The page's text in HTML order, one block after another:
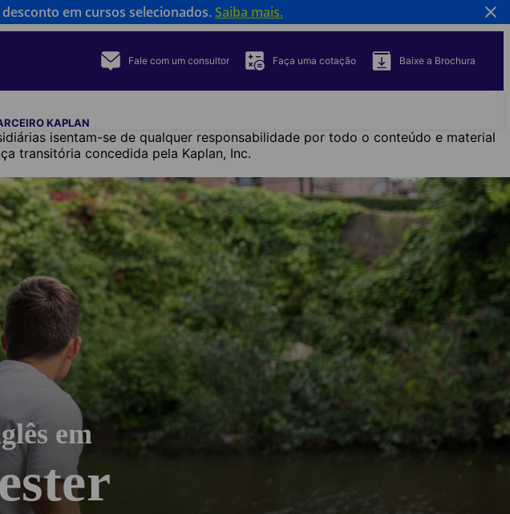
Fale com um consultor Faça uma cotação Baixe a Brochura
KAPLAN
isentam-se de qualquer responsabilidade por todo o conteúdo e material
transitória concedida pela Kaplan, Inc.
em cursos selecionados.Saiba mais.
em